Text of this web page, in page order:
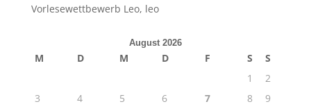
Vorlesewettbewerb Leo, leo
August 2026
M D M D F S
S
1
2
3
4 5 6 7 8
9